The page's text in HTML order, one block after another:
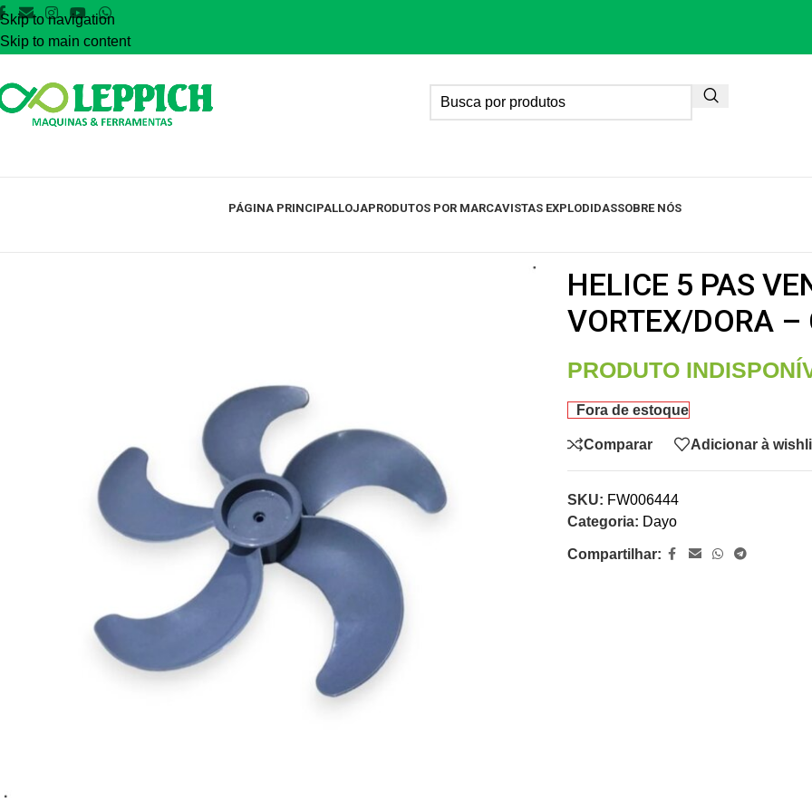
Skip to navigation
Skip to main content
PÁGINA PRINCIPALLOJAPRODUTOS POR MARCAVISTAS EXPLODIDASSOBRE NÓS
HELICE 5 PAS
VORTEX/DORA –
PRODUTO
Fora de estoque
Comparar Adicionar à
SKU: FW006444
Categoria: Dayo
Compartilhar: